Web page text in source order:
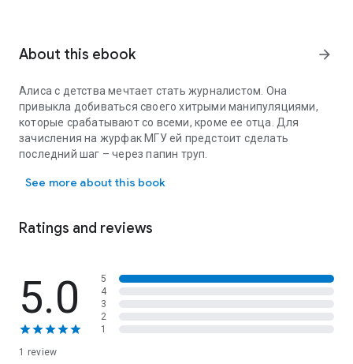
About this ebook arrow_forward
Алиса с детства мечтает стать журналистом. Она
привыкла добиваться своего хитрыми манипуляциями,
которые срабатывают со всеми, кроме ее отца. Для
зачисления на журфак МГУ ей предстоит сделать
последний шаг – через папин труп.
See more about this book
Ratings and reviews
5.0
1 review
5
4
3
2
1